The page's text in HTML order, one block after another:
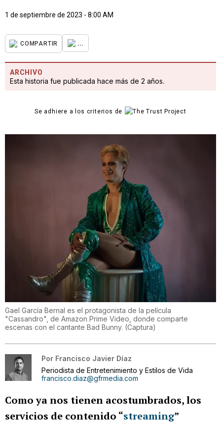
1 de septiembre de 2023 - 8:00 AM
COMPARTIR ...
ARCHIVO
Esta historia fue publicada hace más de 2 años.
Se adhiere a los criterios de
Gael García Bernal es el protagonista de la película
"Cassandro", de Amazon Prime Video, donde comparte
escenas con el cantante Bad Bunny. (Captura)
Por Francisco Javier Díaz
Periodista de Entretenimiento y Estilos de Vida
francisco.diaz@gfrmedia.com
Como ya nos tienen acostumbrados, los
servicios de contenido “streaming”